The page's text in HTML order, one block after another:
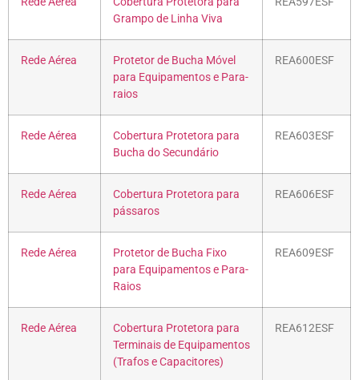
Grampo de Linha Viva
Rede Aérea
Protetor de Bucha Móvel
para Equipamentos e Para-
raios
REA600ESF
Rede Aérea
Cobertura Protetora para
Bucha do Secundário
REA603ESF
Rede Aérea
Cobertura Protetora para
pássaros
REA606ESF
Rede Aérea
Protetor de Bucha Fixo
para Equipamentos e Para-
Raios
REA609ESF
Rede Aérea
Cobertura Protetora para
Terminais de Equipamentos
(Trafos e Capacitores)
REA612ESF